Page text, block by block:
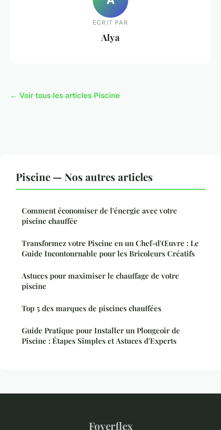
ECRIT PAR
Alya
← Voir tous les articles Piscine
Piscine — Nos autres articles
Comment économiser de l'énergie avec votre
piscine chauffée
Transformez votre Piscine en un Chef-d'Œuvre : Le
Guide Incontournable pour les Bricoleurs Créatifs
Astuces pour maximiser le chauffage de votre
piscine
Top 5 des marques de piscines chauffées
Guide Pratique pour Installer un Plongeoir de
Piscine : Étapes Simples et Astuces d'Experts
Foyerflex